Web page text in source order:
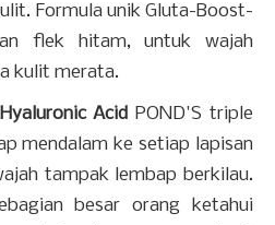
Formula unik Gluta-Boost-
flek hitam, untuk wajah
kulit merata.
AcidPOND'S triple
mendalam ke setiap lapisan
tampak lembap berkilau.
besar orang ketahui